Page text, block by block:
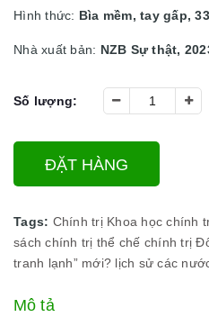
Hình thức: Bìa mềm, tay gấp,
Nhà xuất bản: NZB Sự thật,
Số lượng:
ĐẶT HÀNG
Tags: Chính trị Khoa học chính
sách chính trị thể chế chính trị
tranh lạnh” mới? lịch sử các
Mô tả